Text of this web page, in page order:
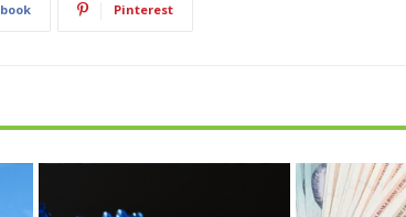
Pinterest